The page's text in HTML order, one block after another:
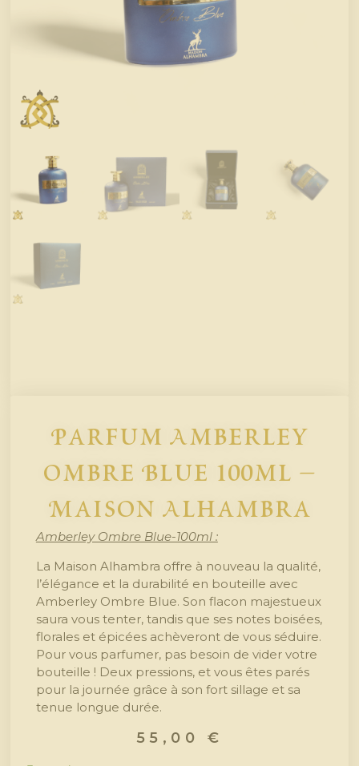
Parfum Amberley
Ombre Blue 100ml –
Maison Alhambra
Amberley Ombre Blue-100ml :
La Maison Alhambra offre à nouveau la qualité,
l’élégance et la durabilité en bouteille avec
Amberley Ombre Blue. Son flacon majestueux
saura vous tenter, tandis que ses notes boisées,
florales et épicées achèveront de vous séduire.
Pour vous parfumer, pas besoin de vider votre
bouteille ! Deux pressions, et vous êtes parés
pour la journée grâce à son fort sillage et sa
tenue longue durée.
55,00 €